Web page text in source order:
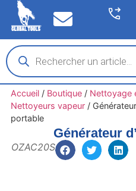
Accueil/ Boutique/ Nettoyage
Nettoyeurs vapeur/
portable
Générateur
OZAC20S